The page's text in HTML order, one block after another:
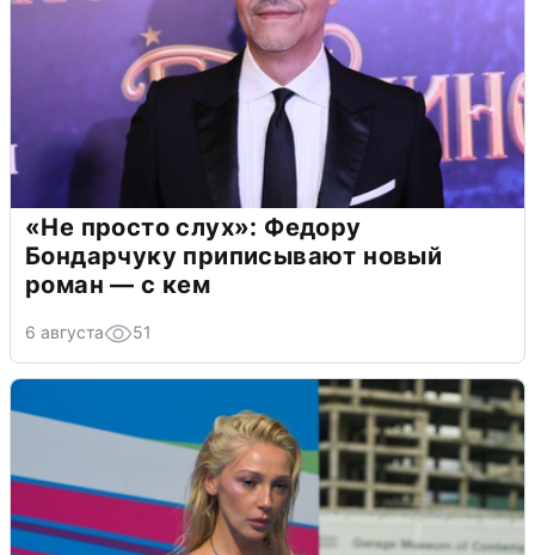
«Не просто слух»: Федору
Бондарчуку приписывают новый
роман — с кем
6 августа 51